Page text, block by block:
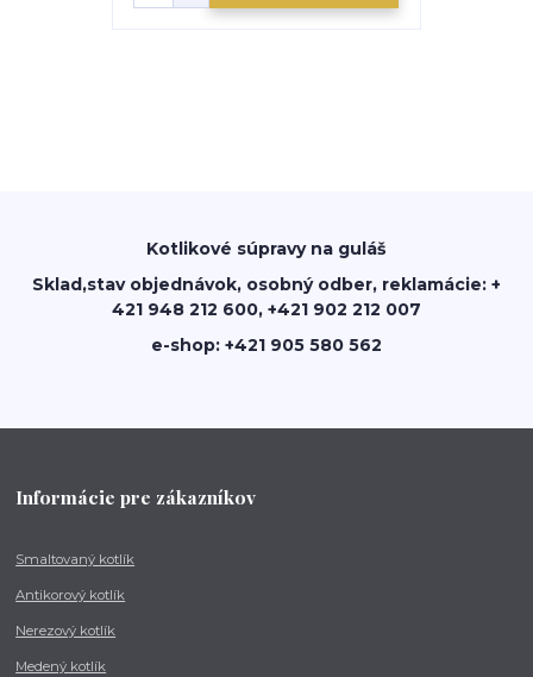
Kotlikové súpravy na guláš
Sklad,stav objednávok, osobný odber, reklamácie: +
421 948 212 600, +421 902 212 007
e-shop: +421 905 580 562
Informácie pre zákazníkov
Smaltovaný kotlík
Antikorový kotlík
Nerezový kotlík
Medený kotlík